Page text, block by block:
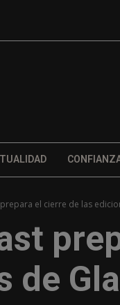
el cierre de las
de